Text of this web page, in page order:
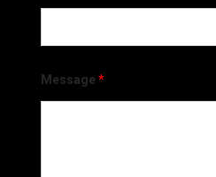
Message *